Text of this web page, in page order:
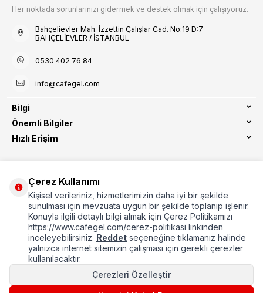
Her noktada sorunlarınızı gidermek ve destek olmak için çalışıyoruz.
Bahçelievler Mah. İzzettin Çalışlar Cad. No:19 D:7
BAHÇELİEVLER / İSTANBUL
0530 402 76 84
info@cafegel.com
Bilgi
Önemli Bilgiler
Hızlı Erişim
Etbis Kayıtlıdır
Çerez Kullanımı
Kişisel verileriniz, hizmetlerimizin daha iyi bir şekilde
sunulması için mevzuata uygun bir şekilde toplanıp işlenir.
Konuyla ilgili detaylı bilgi almak için Çerez Politikamızı
https://www.cafegel.com/cerez-politikasi linkinden
inceleyebilirsiniz. Reddet seçeneğine tıklamanız halinde
yalnızca internet sitemizin çalışması için gerekli çerezler
kullanılacaktır.
Çerezleri Özelleştir